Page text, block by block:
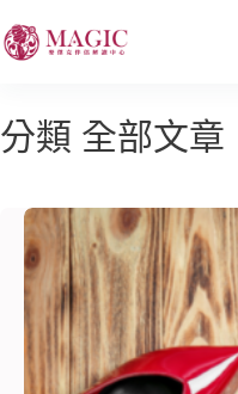
分類 全部文章